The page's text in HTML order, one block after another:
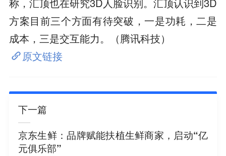
方案目前三个方面有待突破，一是功耗，二是
成本，三是交互能力。（腾讯科技）
原文链接
下一篇
京东生鲜：品牌赋能扶植生鲜商家，启动“亿
元俱乐部”